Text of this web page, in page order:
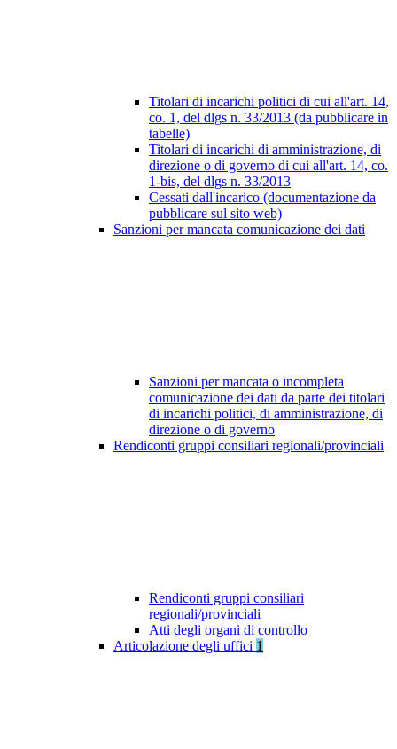
Titolari di incarichi politici di cui all'art. 14,
co. 1, del dlgs n. 33/2013 (da pubblicare in
tabelle)
Titolari di incarichi di amministrazione, di
direzione o di governo di cui all'art. 14, co.
1-bis, del dlgs n. 33/2013
Cessati dall'incarico (documentazione da
pubblicare sul sito web)
Sanzioni per mancata comunicazione dei dati
Sanzioni per mancata o incompleta
comunicazione dei dati da parte dei titolari
di incarichi politici, di amministrazione, di
direzione o di governo
Rendiconti gruppi consiliari regionali/provinciali
Rendiconti gruppi consiliari
regionali/provinciali
Atti degli organi di controllo
Articolazione degli uffici 1